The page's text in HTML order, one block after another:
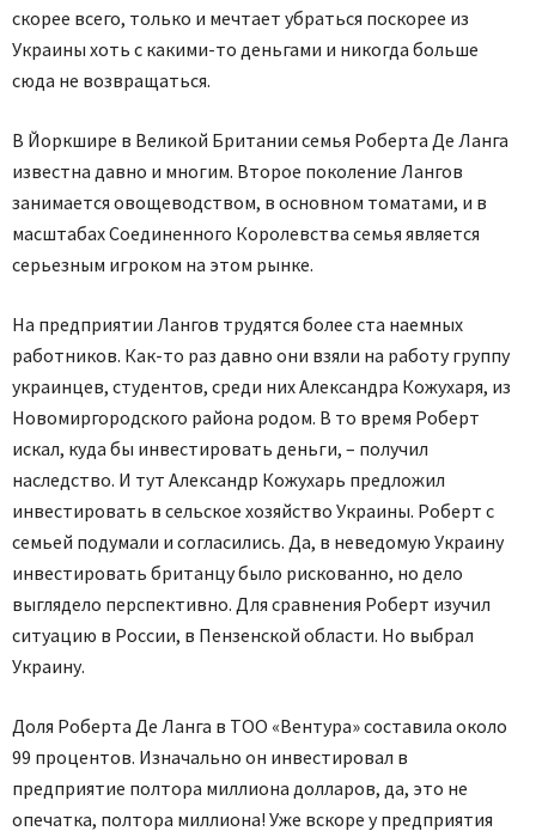
скорее всего, только и мечтает убраться поскорее из
Украины хоть с какими-то деньгами и никогда больше
сюда не возвращаться.
В Йоркшире в Великой Британии семья Роберта Де Ланга
известна давно и многим. Второе поколение Лангов
занимается овощеводством, в основном томатами, и в
масштабах Соединенного Королевства семья является
серьезным игроком на этом рынке.
На предприятии Лангов трудятся более ста наемных
работников. Как-то раз давно они взяли на работу группу
украинцев, студентов, среди них Александра Кожухаря, из
Новомиргородского района родом. В то время Роберт
искал, куда бы инвестировать деньги, – получил
наследство. И тут Александр Кожухарь предложил
инвестировать в сельское хозяйство Украины. Роберт с
семьей подумали и согласились. Да, в неведомую Украину
инвестировать британцу было рискованно, но дело
выглядело перспективно. Для сравнения Роберт изучил
ситуацию в России, в Пензенской области. Но выбрал
Украину.
Доля Роберта Де Ланга в ТОО «Вентура» составила около
99 процентов. Изначально он инвестировал в
предприятие полтора миллиона долларов, да, это не
опечатка, полтора миллиона! Уже вскоре у предприятия